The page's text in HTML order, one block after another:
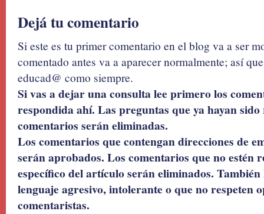
Dejá tu comentario
Si este es tu primer comentario en el blog va a ser
comentado antes va a aparecer normalmente; así
educad@ como siempre.
Si vas a dejar una consulta lee primero los
respondida ahí. Las preguntas que ya hayan
comentarios serán eliminadas.
Los comentarios que contengan direcciones de
serán aprobados. Los comentarios que no estén
específico del artículo serán eliminados.
lenguaje agresivo, intolerante o que no respeten
comentaristas.